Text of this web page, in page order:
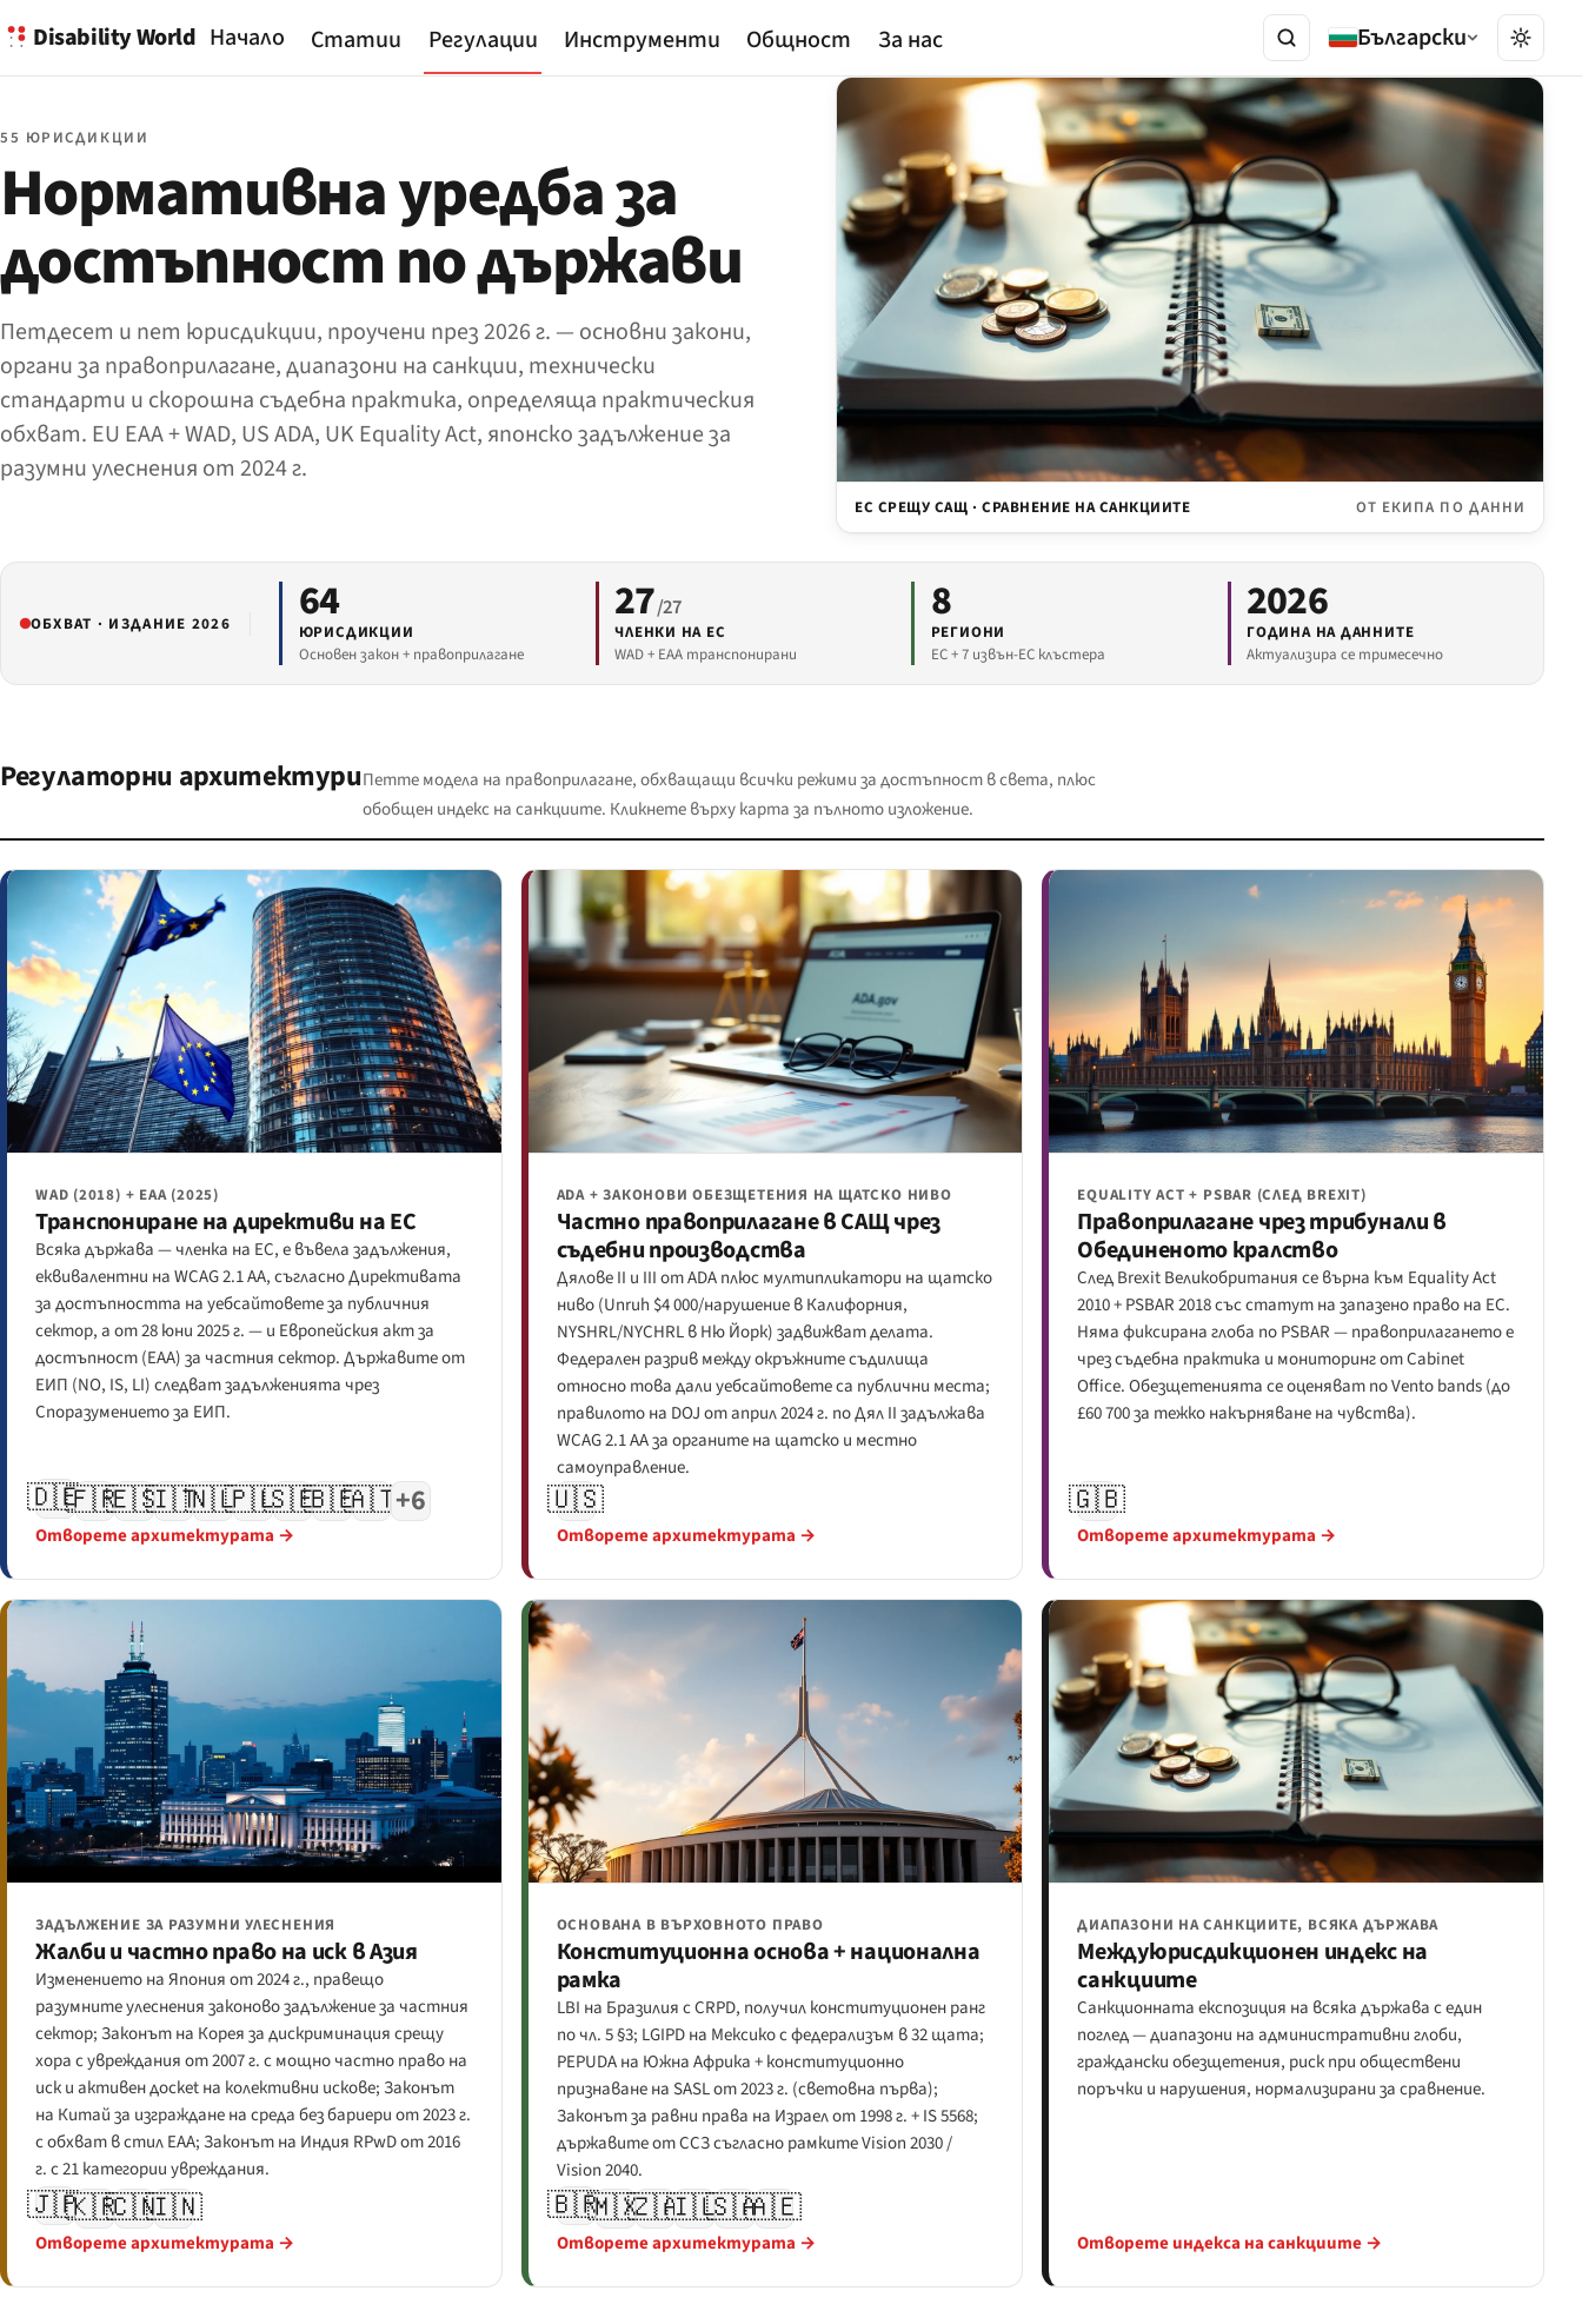
Disability World Начало Статии Регулации Инструменти Общност За нас Български
55 ЮРИСДИКЦИИ
Нормативна уредба за
достъпност по държави
Петдесет и пет юрисдикции, проучени през 2026 г. — основни закони,
органи за правоприлагане, диапазони на санкции, технически
стандарти и скорошна съдебна практика, определяща практическия
обхват. EU EAA + WAD, US ADA, UK Equality Act, японско задължение за
разумни улеснения от 2024 г.
ЕС СРЕЩУ САЩ · СРАВНЕНИЕ НА САНКЦИИТЕ ОТ ЕКИПА ПО ДАННИ
ОБХВАТ · ИЗДАНИЕ 2026 64
ЮРИСДИКЦИИ
Основен закон + правоприлагане
27/27
ЧЛЕНКИ НА ЕС
WAD + EAA транспонирани
8
РЕГИОНИ
ЕС + 7 извън-ЕС клъстера
2026
ГОДИНА НА ДАННИТЕ
Актуализира се тримесечно
Регулаторни архитектуриПетте модела на правоприлагане, обхващащи всички режими за достъпност в света, плюс
обобщен индекс на санкциите. Кликнете върху карта за пълното изложение.
WAD (2018) + EAA (2025)
Транспониране на директиви на ЕС
Всяка държава — членка на ЕС, е въвела задължения,
еквивалентни на WCAG 2.1 AA, съгласно Директивата
за достъпността на уебсайтовете за публичния
сектор, а от 28 юни 2025 г. — и Европейския акт за
достъпност (EAA) за частния сектор. Държавите от
ЕИП (NO, IS, LI) следват задълженията чрез
Споразумението за ЕИП.
🇩🇪🇫🇷🇪🇸🇮🇹🇳🇱🇵🇱🇸🇪🇧🇪🇦🇹+6
Отворете архитектурата →
ADA + ЗАКОНОВИ ОБЕЗЩЕТЕНИЯ НА ЩАТСКО НИВО
Частно правоприлагане в САЩ чрез
съдебни производства
Дялове II и III от ADA плюс мултипликатори на щатско
ниво (Unruh $4 000/нарушение в Калифорния,
NYSHRL/NYCHRL в Ню Йорк) задвижват делата.
Федерален разрив между окръжните съдилища
относно това дали уебсайтовете са публични места;
правилото на DOJ от април 2024 г. по Дял II задължава
WCAG 2.1 AA за органите на щатско и местно
самоуправление.
🇺🇸
Отворете архитектурата →
EQUALITY ACT + PSBAR (СЛЕД BREXIT)
Правоприлагане чрез трибунали в
Обединеното кралство
След Brexit Великобритания се върна към Equality Act
2010 + PSBAR 2018 със статут на запазено право на ЕС.
Няма фиксирана глоба по PSBAR — правоприлагането е
чрез съдебна практика и мониторинг от Cabinet
Office. Обезщетенията се оценяват по Vento bands (до
£60 700 за тежко накърняване на чувства).
🇬🇧
Отворете архитектурата →
ЗАДЪЛЖЕНИЕ ЗА РАЗУМНИ УЛЕСНЕНИЯ
Жалби и частно право на иск в Азия
Изменението на Япония от 2024 г., правещо
разумните улеснения законово задължение за частния
сектор; Законът на Корея за дискриминация срещу
хора с увреждания от 2007 г. с мощно частно право на
иск и активен дocket на колективни искове; Законът
на Китай за изграждане на среда без бариери от 2023 г.
с обхват в стил EAA; Законът на Индия RPwD от 2016
г. с 21 категории увреждания.
🇯🇵🇰🇷🇨🇳🇮🇳
Отворете архитектурата →
ОСНОВАНА В ВЪРХОВНОТО ПРАВО
Конституционна основа + национална
рамка
LBI на Бразилия с CRPD, получил конституционен ранг
по чл. 5 §3; LGIPD на Мексико с федерализъм в 32 щата;
PEPUDA на Южна Африка + конституционно
признаване на SASL от 2023 г. (световна първа);
Законът за равни права на Израел от 1998 г. + IS 5568;
държавите от ССЗ съгласно рамките Vision 2030 /
Vision 2040.
🇧🇷🇲🇽🇿🇦🇮🇱🇸🇦🇦🇪
Отворете архитектурата →
ДИАПАЗОНИ НА САНКЦИИТЕ, ВСЯКА ДЪРЖАВА
Междуюрисдикционен индекс на
санкциите
Санкционната експозиция на всяка държава с един
поглед — диапазони на административни глоби,
граждански обезщетения, риск при обществени
поръчки и нарушения, нормализирани за сравнение.
Отворете индекса на санкциите →